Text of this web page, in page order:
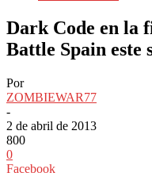
Dark Code en la
Battle Spain este
Por
ZOMBIEWAR77
-
2 de abril de 2013
800
0
Facebook